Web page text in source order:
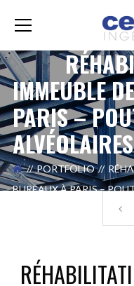
IMMEUBLE
PARIS –
PORTFOLIO
BUREAUX À PARIS –